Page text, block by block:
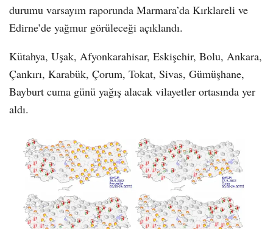
durumu varsayım raporunda Marmara’da Kırklareli ve
Edirne’de yağmur görüleceği açıklandı.
Kütahya, Uşak, Afyonkarahisar, Eskişehir, Bolu, Ankara,
Çankırı, Karabük, Çorum, Tokat, Sivas, Gümüşhane,
Bayburt cuma günü yağış alacak vilayetler ortasında yer
aldı.